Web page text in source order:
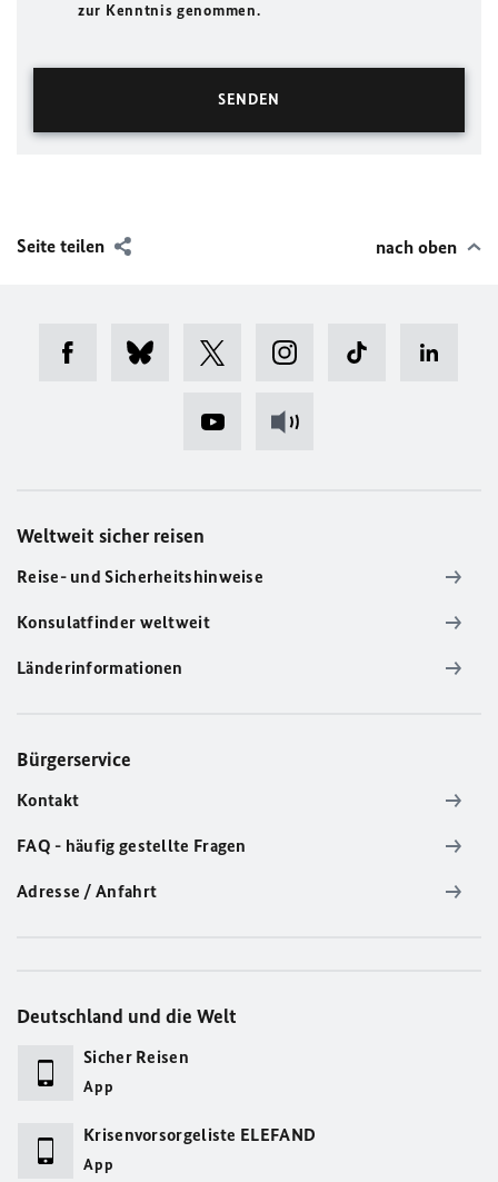
zur Kenntnis genommen.
Seite teilen nach oben
Weltweit sicher reisen
Reise- und Sicherheitshinweise
Konsulatfinder weltweit
Länderinformationen
Bürgerservice
Kontakt
FAQ - häufig gestellte Fragen
Adresse / Anfahrt
Deutschland und die Welt
Sicher Reisen
App
Krisenvorsorgeliste ELEFAND
App